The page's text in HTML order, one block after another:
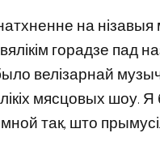
на нізавыя
горадзе пад
велізарнай
мясцовых шоу.
так, што